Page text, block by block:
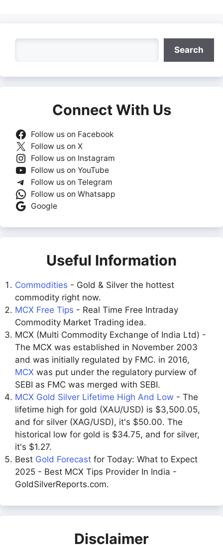
Search
Connect With Us
Follow us on Facebook
Follow us on X
Follow us on Instagram
Follow us on YouTube
Follow us on Telegram
Follow us on Whatsapp
Google
Useful Information
Commodities - Gold & Silver the hottest
commodity right now.
MCX Free Tips - Real Time Free Intraday
Commodity Market Trading idea.
MCX (Multi Commodity Exchange of India Ltd) -
The MCX was established in November 2003
and was initially regulated by FMC. in 2016,
MCX was put under the regulatory purview of
SEBI as FMC was merged with SEBI.
MCX Gold Silver Lifetime High And Low - The
lifetime high for gold (XAU/USD) is $3,500.05,
and for silver (XAG/USD), it's $50.00. The
historical low for gold is $34.75, and for silver,
it's $1.27.
Best Gold Forecast for Today: What to Expect
2025 - Best MCX Tips Provider In India -
GoldSilverReports.com.
Disclaimer